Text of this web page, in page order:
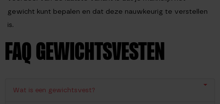
gewicht kunt bepalen en dat deze nauwkeurig te verstellen
is.
FAQ GEWICHTSVESTEN
Wat is een gewichtsvest?